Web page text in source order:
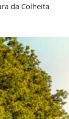
da Colheita
ENAPecan
Noz-pecan